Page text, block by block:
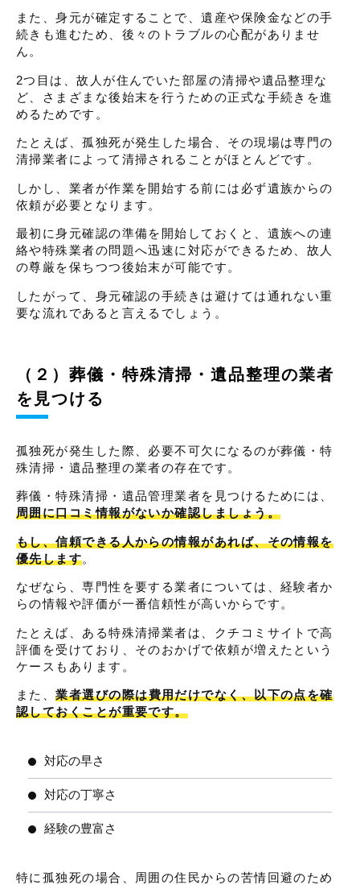
また、身元が確定することで、遺産や保険金などの手
続きも進むため、後々のトラブルの心配がありませ
ん。
2つ目は、故人が住んでいた部屋の清掃や遺品整理な
ど、さまざまな後始末を行うための正式な手続きを進
めるためです。
たとえば、孤独死が発生した場合、その現場は専門の
清掃業者によって清掃されることがほとんどです。
しかし、業者が作業を開始する前には必ず遺族からの
依頼が必要となります。
最初に身元確認の準備を開始しておくと、遺族への連
絡や特殊業者の問題へ迅速に対応ができるため、故人
の尊厳を保ちつつ後始末が可能です。
したがって、身元確認の手続きは避けては通れない重
要な流れであると言えるでしょう。
（２）葬儀・特殊清掃・遺品整理の業者
を見つける
孤独死が発生した際、必要不可欠になるのが葬儀・特
殊清掃・遺品整理の業者の存在です。
葬儀・特殊清掃・遺品管理業者を見つけるためには、
周囲に口コミ情報がないか確認しましょう。
もし、信頼できる人からの情報があれば、その情報を
優先します。
なぜなら、専門性を要する業者については、経験者か
らの情報や評価が一番信頼性が高いからです。
たとえば、ある特殊清掃業者は、クチコミサイトで高
評価を受けており、そのおかげで依頼が増えたという
ケースもあります。
また、業者選びの際は費用だけでなく、以下の点を確
認しておくことが重要です。
対応の早さ
対応の丁寧さ
経験の豊富さ
特に孤独死の場合、周囲の住民からの苦情回避のため